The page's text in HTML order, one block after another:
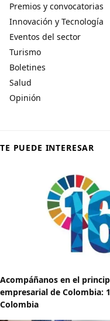
Premios y convocatorias
Innovación y Tecnología
Eventos del sector
Turismo
Boletines
Salud
Opinión
TE PUEDE INTERESAR
Acompáñanos en el
empresarial de Colombia:
Colombia